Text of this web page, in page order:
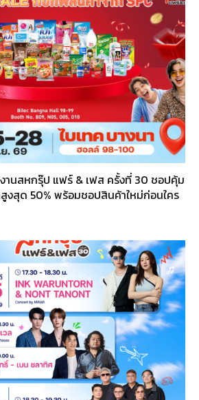
านสหกรุ๊ป แฟร์ & เฟส ครั้งที่ 30 ชอปคุ้ม
งสุด 50% พร้อมชอปสินค้าใหม่ก่อนใคร